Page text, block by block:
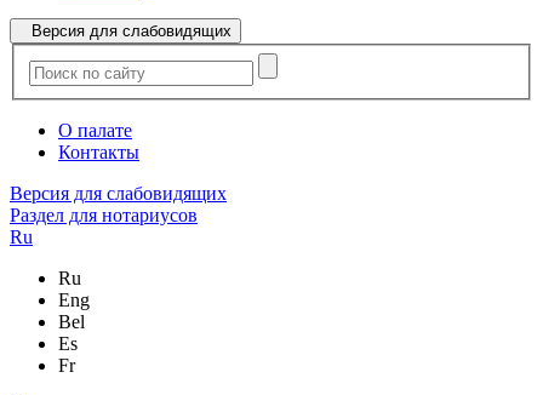
Версия для слабовидящих
О палате
Контакты
Версия для слабовидящих
Раздел для нотариусов
Ru
Ru
Eng
Bel
Es
Fr